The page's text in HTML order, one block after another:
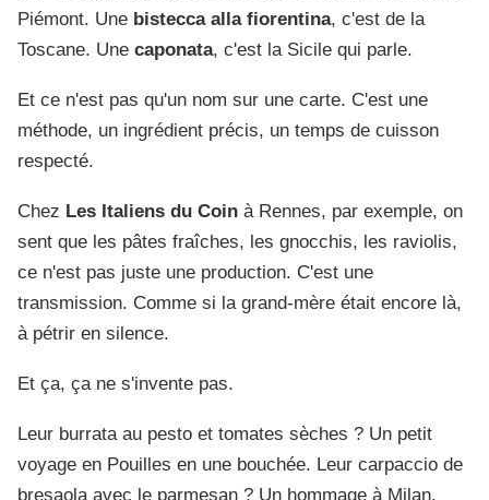
Piémont. Une bistecca alla fiorentina, c'est de la
Toscane. Une caponata, c'est la Sicile qui parle.
Et ce n'est pas qu'un nom sur une carte. C'est une
méthode, un ingrédient précis, un temps de cuisson
respecté.
Chez Les Italiens du Coin à Rennes, par exemple, on
sent que les pâtes fraîches, les gnocchis, les raviolis,
ce n'est pas juste une production. C'est une
transmission. Comme si la grand-mère était encore là,
à pétrir en silence.
Et ça, ça ne s'invente pas.
Leur burrata au pesto et tomates sèches ? Un petit
voyage en Pouilles en une bouchée. Leur carpaccio de
bresaola avec le parmesan ? Un hommage à Milan.